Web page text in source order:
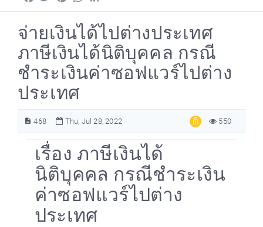
จ่ายเงินได้ไปต่างประเทศ
ภาษีเงินได้นิติบุคคล กรณี
ชำระเงินค่าซอฟแวร์ไปต่าง
ประเทศ
468 Thu, Jul 28, 2022 550
เรื่อง ภาษีเงินได้
นิติบุคคล กรณีชำระเงิน
ค่าซอฟแวร์ไปต่าง
ประเทศ